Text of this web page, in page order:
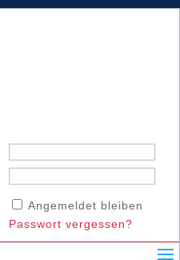
Angemeldet bleiben
Passwort vergessen?